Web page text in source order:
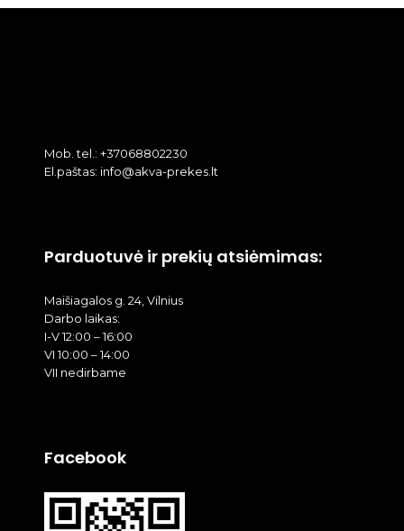
Mob. tel.: +37068802230
El.paštas: info@akva-prekes.lt
Parduotuvė ir prekių atsiėmimas:
Maišiagalos g. 24, Vilnius
Darbo laikas:
I-V 12:00 – 16:00
VI 10:00 – 14:00
VII nedirbame
Facebook